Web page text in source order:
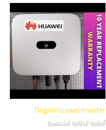
Ongrid huawei inverter
أنظمة الطاقة الشمسية